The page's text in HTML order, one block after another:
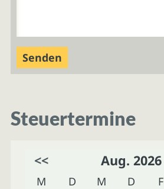
Steuertermine
<< Aug. 2026
M D M D F